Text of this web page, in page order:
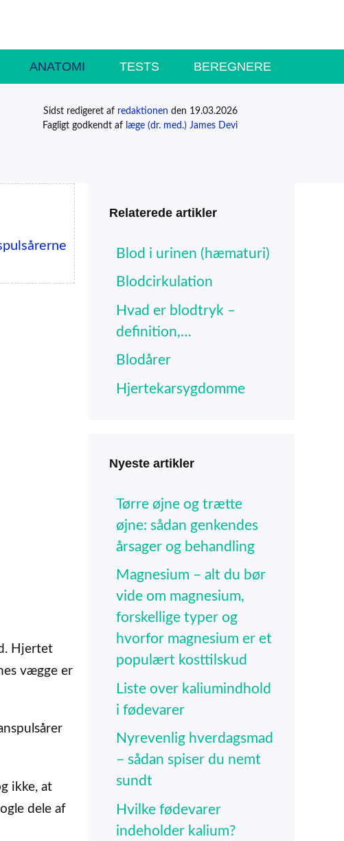
ANATOMI TESTS BEREGNERE
Sidst redigeret af redaktionen den 19.03.2026
Fagligt godkendt af læge (dr. med.) James Devi
Hjertet
vægge er
ikke, at
dele af
Relaterede artikler
Blod i urinen (hæmaturi)
Blodcirkulation
Hvad er blodtryk –
definition,…
Blodårer
Hjertekarsygdomme
Nyeste artikler
Tørre øjne og trætte
øjne: sådan genkendes
årsager og behandling
Magnesium – alt du bør
vide om magnesium,
forskellige typer og
hvorfor magnesium er et
populært kosttilskud
Liste over kaliumindhold
i fødevarer
Nyrevenlig hverdagsmad
– sådan spiser du nemt
sundt
Hvilke fødevarer
indeholder kalium?